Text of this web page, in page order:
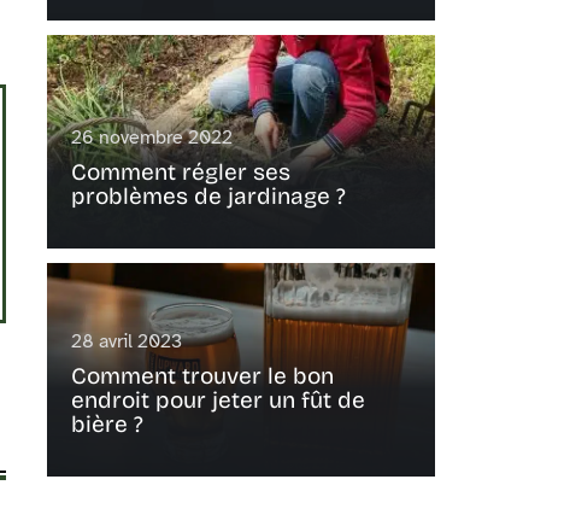
26 novembre 2022
Comment régler ses
problèmes de jardinage ?
28 avril 2023
Comment trouver le bon
endroit pour jeter un fût de
bière ?